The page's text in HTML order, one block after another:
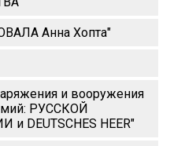
Анна Xопта"
и вооружения
РУССКОЙ
DEUTSCHES HEER"